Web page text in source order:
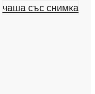
чаша със снимка